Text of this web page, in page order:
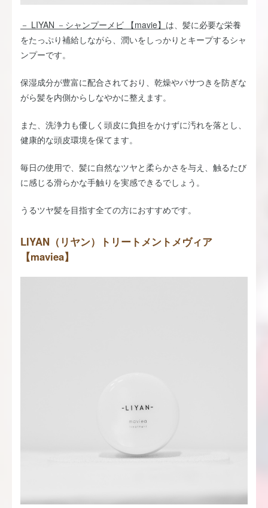
－ LIYAN －シャンプーメビ 【mavie】 は、髪に必要な栄養
をたっぷり補給しながら、潤いをしっかりとキープするシャ
ンプーです。
保湿成分が豊富に配合されており、乾燥やパサつきを防ぎな
がら髪を内側からしなやかに整えます。
また、洗浄力も優しく頭皮に負担をかけずに汚れを落とし、
健康的な頭皮環境を保てます。
毎日の使用で、髪に自然なツヤと柔らかさを与え、触るたび
に感じる滑らかな手触りを実感できるでしょう。
うるツヤ髪を目指す全ての方におすすめです。
LIYAN（リヤン）トリートメントメヴィア
【maviea】